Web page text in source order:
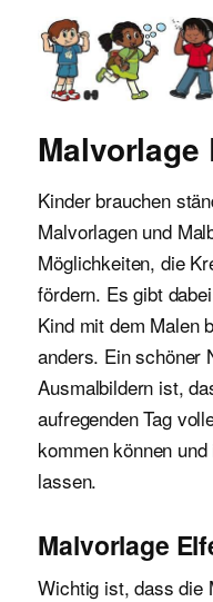
Malvorlagen
Malvorlage
Kinder brauchen
Malvorlagen und
Möglichkeiten, die
fördern. Es gibt
Kind mit dem Malen
anders. Ein schöner
Ausmalbildern ist,
aufregenden Tag
kommen können
lassen.
Malvorlage
Wichtig ist, dass die